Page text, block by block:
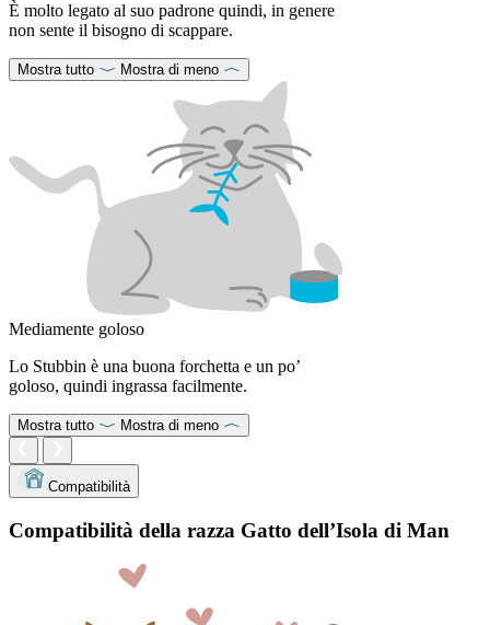
È molto legato al suo padrone quindi, in genere
non sente il bisogno di scappare.
Mostra tutto Mostra di meno
Mediamente goloso
Lo Stubbin è una buona forchetta e un po’
goloso, quindi ingrassa facilmente.
Mostra tutto Mostra di meno
Compatibilità
Compatibilità della razza Gatto dell’Isola di Man